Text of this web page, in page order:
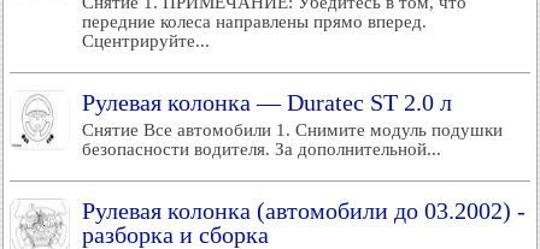
передние колеса направлены прямо вперед.
Сцентрируйте...
Рулевая колонка — Duratec ST 2.0 л
Снятие Все автомобили 1. Снимите модуль подушки
безопасности водителя. За дополнительной...
Рулевая колонка (автомобили до 03.2002) -
разборка и сборка